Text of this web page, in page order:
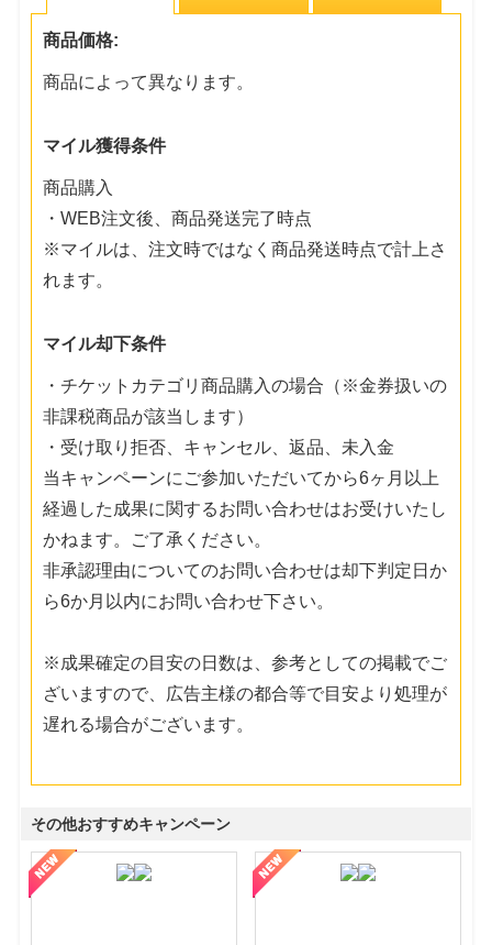
商品価格:
商品によって異なります。
マイル獲得条件
商品購入
・WEB注文後、商品発送完了時点
※マイルは、注文時ではなく商品発送時点で計上さ
れます。
マイル却下条件
・チケットカテゴリ商品購入の場合（※金券扱いの
非課税商品が該当します）
・受け取り拒否、キャンセル、返品、未入金
当キャンペーンにご参加いただいてから6ヶ月以上
経過した成果に関するお問い合わせはお受けいたし
かねます。ご了承ください。
非承認理由についてのお問い合わせは却下判定日か
ら6か月以内にお問い合わせ下さい。
※成果確定の目安の日数は、参考としての掲載でご
ざいますので、広告主様の都合等で目安より処理が
遅れる場合がございます。
その他おすすめキャンペーン